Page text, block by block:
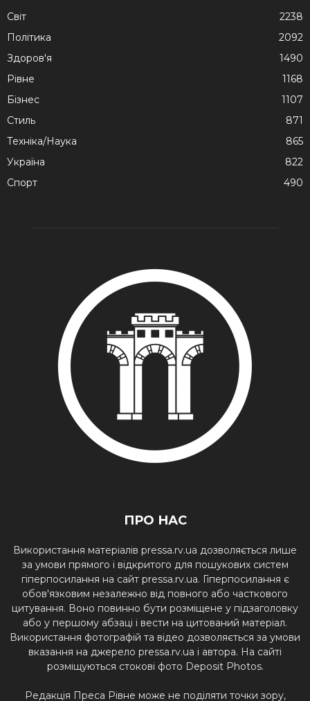
Cвіт
2238
Політика
2092
Здоров'я
1490
Рівне
1168
Бізнес
1107
Стиль
871
Техніка/Наука
865
Україна
822
Спорт
490
ПРО НАС
Використання матеріалів pressa.rv.ua дозволяється лише
за умови прямого і відкритого для пошукових систем
гіперпосилання на сайт pressa.rv.ua. Гіперпосилання є
обов'язковим незалежно від повного або часткового
цитування. Воно повинно бути розміщене у підзаголовку
або у першому абзаці і вести на цитований матеріал.
Використання фотографій та відео дозволяється за умови
вказання на джерело pressa.rv.ua і автора. На сайті
розміщуються стокові фото Deposit Photos.
Редакція Преса Рівне може не поділяти точки зору,